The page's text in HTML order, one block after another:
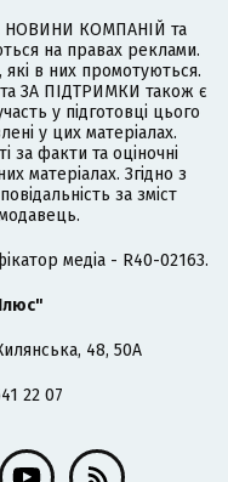
НОВИНИ КОМПАНІЙ та
на правах реклами.
в них промотуються.
ЗА ПІДТРИМКИ також є
у підготовці цього
у цих матеріалах.
за факти та оціночні
матеріалах. Згідно з
за зміст
медіа - R40-02163.
48, 50А
22 07